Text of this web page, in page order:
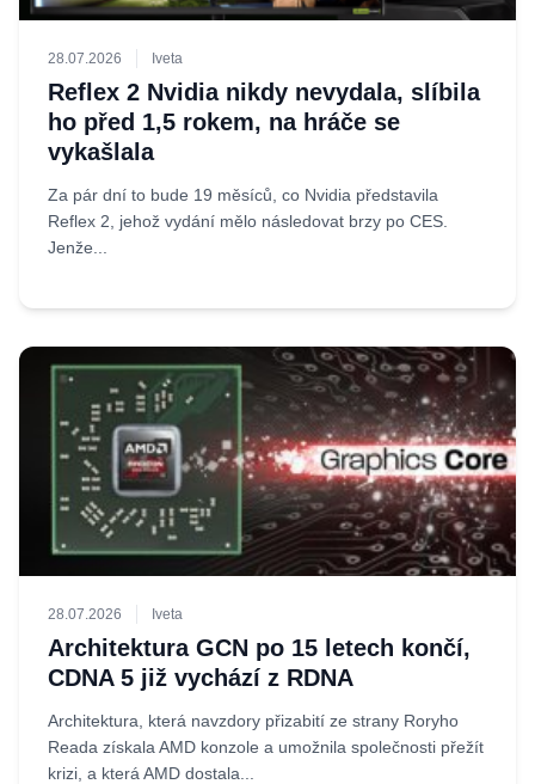
28.07.2026 Iveta
Reflex 2 Nvidia nikdy nevydala, slíbila
ho před 1,5 rokem, na hráče se
vykašlala
Za pár dní to bude 19 měsíců, co Nvidia představila
Reflex 2, jehož vydání mělo následovat brzy po CES.
Jenže...
28.07.2026 Iveta
Architektura GCN po 15 letech končí,
CDNA 5 již vychází z RDNA
Architektura, která navzdory přizabití ze strany Roryho
Reada získala AMD konzole a umožnila společnosti přežít
krizi, a která AMD dostala...